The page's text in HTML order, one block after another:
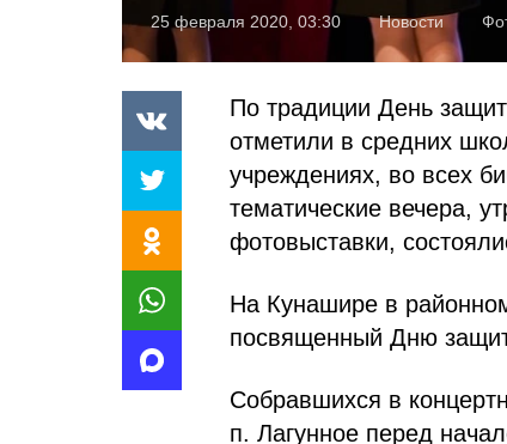
25 февраля 2020, 03:30 Новости
По традиции День
отметили в средних
учреждениях, во всех
тематические вечера,
фотовыставки,
На Кунашире в
посвященный Дню
Собравшихся в
п. Лагунное перед